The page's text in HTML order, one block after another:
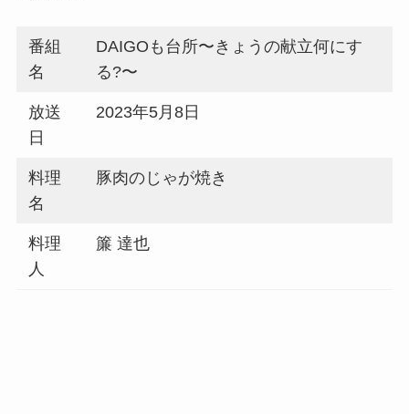
番組
名
DAIGOも台所〜きょうの献立何にす
る?〜
放送
日
2023年5月8日
料理
名
豚肉のじゃが焼き
料理
人
簾 達也